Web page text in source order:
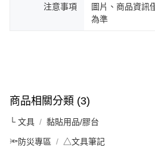
注意事項
圖片、商品資訊
為準
商品相關分類 (3)
└ 文具 黏貼用品/膠台
🔦防災專區 △文具筆記